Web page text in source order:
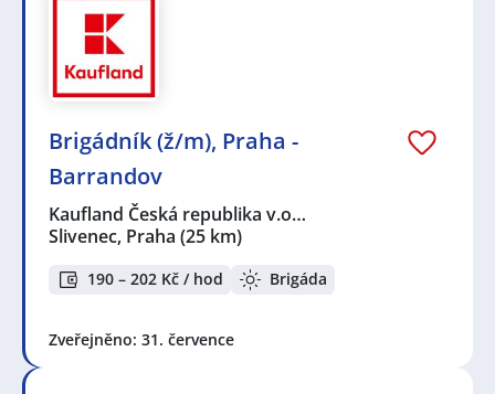
Brigádník (ž/m), Praha -
Barrandov
Kaufland Česká republika v.o…
Slivenec, Praha (25 km)
190 – 202 Kč / hod Brigáda
Zveřejněno: 31. července